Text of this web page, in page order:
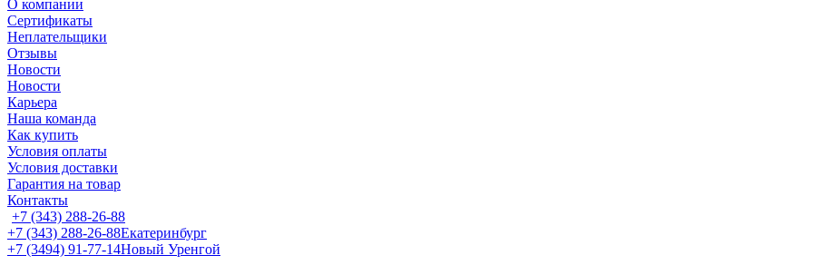
О компании
Сертификаты
Неплательщики
Отзывы
Новости
Новости
Карьера
Наша команда
Как купить
Условия оплаты
Условия доставки
Гарантия на товар
Контакты
+7 (343) 288-26-88
+7 (343) 288-26-88Екатеринбург
+7 (3494) 91-77-14Новый Уренгой